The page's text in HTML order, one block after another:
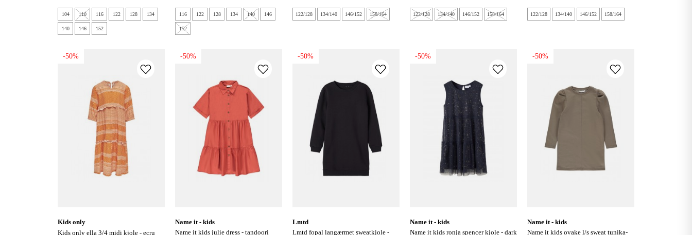
104 110 116 122 128 134
140 146 152
116 122 128 134 140 146
152
122/128 134/140 146/152 158/164 122/128 134/140 146/152 158/164 122/128 134/140 146/152 158/164
-50%
kids only
kids only ella 3/4 midi kjole - ecru
-50%
name it - kids
name it kids julie dress - tandoori
-50%
lmtd
lmtd fopal langærmet sweatkjole -
-50%
name it - kids
name it kids ronja spencer kjole - dark
-50%
name it - kids
name it kids ovake l/s sweat tunika-